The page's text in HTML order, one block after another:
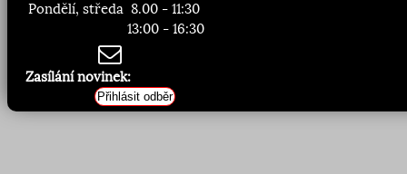
Pondělí, středa 8.00 - 11:30
13:00 - 16:30
Zasílání novinek:
Přihlásit odběr